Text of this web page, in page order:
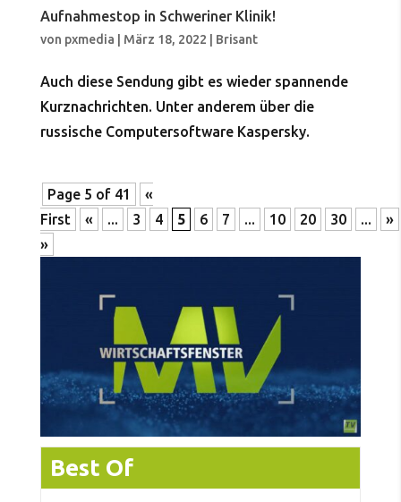
Aufnahmestop in Schweriner Klinik!
von pxmedia März 18, 2022 Brisant
Auch diese Sendung gibt es wieder spannende
Kurznachrichten. Unter anderem über die
russische Computersoftware Kaspersky.
Page 5 of 41
«
First
« ... 3 4 5 6 7 ... 10 20 30 ...
»
»
Best Of